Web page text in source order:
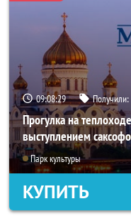
09:08:25 Получили:
Прогулка на
выступлением
Парк культуры
КУПИТЬ